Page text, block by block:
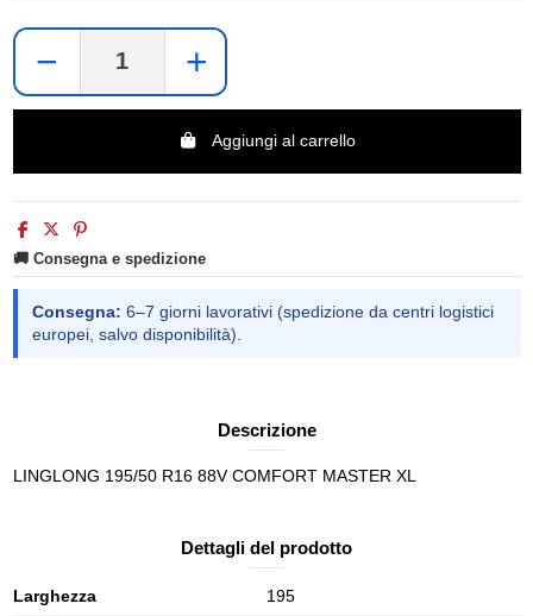
− +
Aggiungi al carrello
🚚 Consegna e spedizione
Consegna: 6–7 giorni lavorativi (spedizione da centri logistici
europei, salvo disponibilità).
Descrizione
LINGLONG 195/50 R16 88V COMFORT MASTER XL
Dettagli del prodotto
Larghezza 195